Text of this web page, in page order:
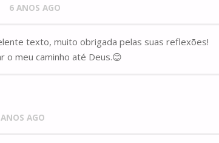
6 ANOS AGO
texto, muito obrigada pelas suas reflexões!
o meu caminho até Deus.😊
AGO